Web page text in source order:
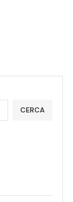
CERCA